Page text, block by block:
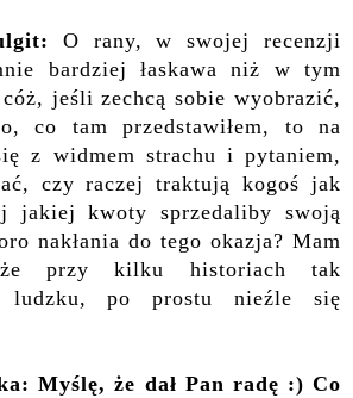
O rany, w swojej recenzji
bardziej łaskawa niż w tym
jeśli zechcą sobie wyobrazić,
co tam przedstawiłem, to na
z widmem strachu i pytaniem,
czy raczej traktują kogoś jak
jakiej kwoty sprzedaliby swoją
nakłania do tego okazja? Mam
przy kilku historiach tak
ludzku, po prostu nieźle się
Myślę, że dał Pan radę :) Co